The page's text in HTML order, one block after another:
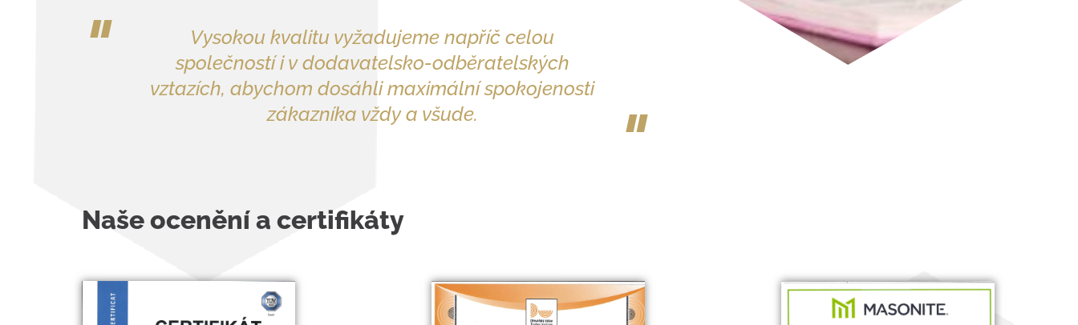
"
Vysokou kvalitu vyžadujeme napříč celou
společností i v dodavatelsko-odběratelských
vztazích, abychom dosáhli maximální spokojenosti
zákazníka vždy a všude.
"
Naše ocenění a certifikáty